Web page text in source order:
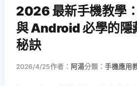
2026 最新手機教學
與 Android 必學的隱
秘訣
2026/4/25作者： 阿湯分類： 手機應用